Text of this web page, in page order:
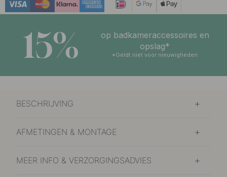
15%
op badkameraccessoires en
opslag*
*Geldt niet voor nieuwigheden
BESCHRIJVING
AFMETINGEN & MONTAGE
MEER INFO & VERZORGINGSADVIES